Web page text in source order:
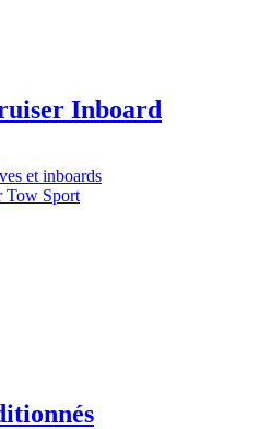
Inboard
et inboards
Tow Sport